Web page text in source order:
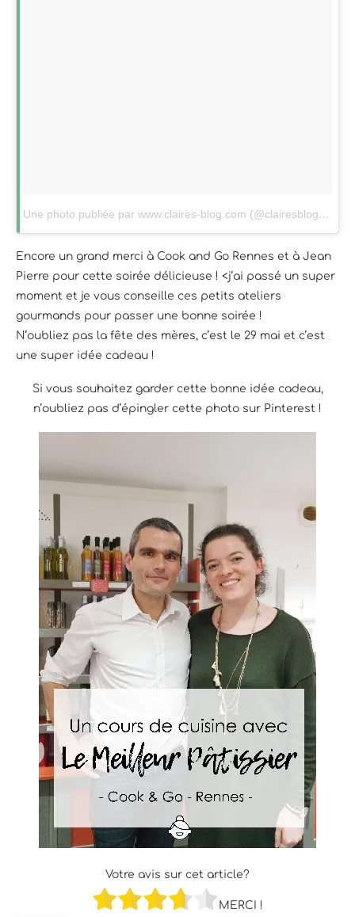
Une photo publiée par www.claires-blog.com (@clairesblog)le
Encore un grand merci à Cook and Go Rennes et à Jean
Pierre pour cette soirée délicieuse ! <j’ai passé un super
moment et je vous conseille ces petits ateliers
gourmands pour passer une bonne soirée !
N’oubliez pas la fête des mères, c’est le 29 mai et c’est
une super idée cadeau !
Si vous souhaitez garder cette bonne idée cadeau,
n’oubliez pas d’épingler cette photo sur Pinterest !
Votre avis sur cet article?
MERCI !